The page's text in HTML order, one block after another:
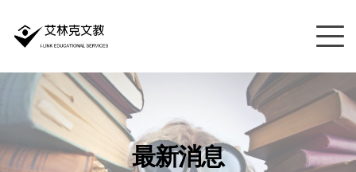
最新消息